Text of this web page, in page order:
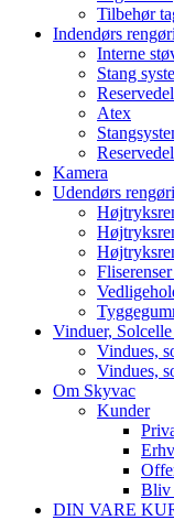
Tilbehør
Indendørs
Interne
Stang
Atex
Kamera
Udendørs
Vinduer,
Vindues,
Vindues,
Om Skyvac
Kunder
Bliv
DIN VARE